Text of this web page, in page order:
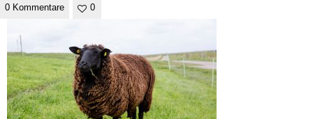
0 Kommentare 0